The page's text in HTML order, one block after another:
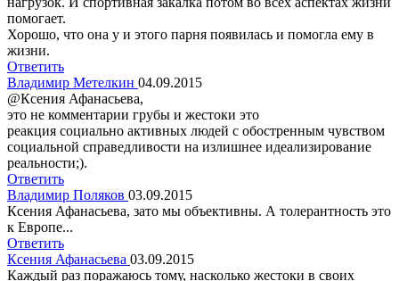
помогает.
Хорошо, что она у и этого парня появилась и помогла ему в
жизни.
Ответить
Владимир Метелкин 04.09.2015
@Ксения Афанасьева,
это не комментарии грубы и жестоки это
реакция социально активных людей с обостренным чувством
социальной справедливости на излишнее идеализирование
реальности;).
Ответить
Владимир Поляков 03.09.2015
Ксения Афанасьева, зато мы объективны. А толерантность это
к Европе...
Ответить
Ксения Афанасьева 03.09.2015
Каждый раз поражаюсь тому, насколько жестоки в своих